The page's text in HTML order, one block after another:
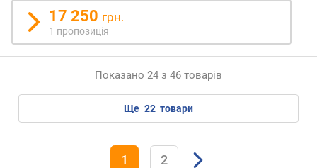
і
л
ь
17 250 грн.
1 пропозиція
Показано 24 з 46 товарів
ще 22 товари
1 2